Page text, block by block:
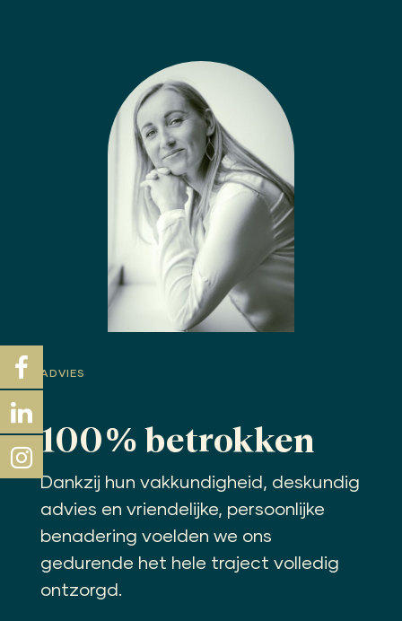
ADVIES
100% betrokken
Dankzij hun vakkundigheid, deskundig
advies en vriendelijke, persoonlijke
benadering voelden we ons
gedurende het hele traject volledig
ontzorgd.